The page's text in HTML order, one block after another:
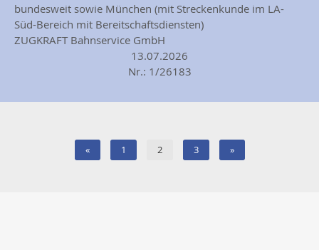
bundesweit sowie München (mit Streckenkunde im LA-
Süd-Bereich mit Bereitschaftsdiensten)
ZUGKRAFT Bahnservice GmbH
13.07.2026
Nr.: 1/26183
« 1 2 3 »